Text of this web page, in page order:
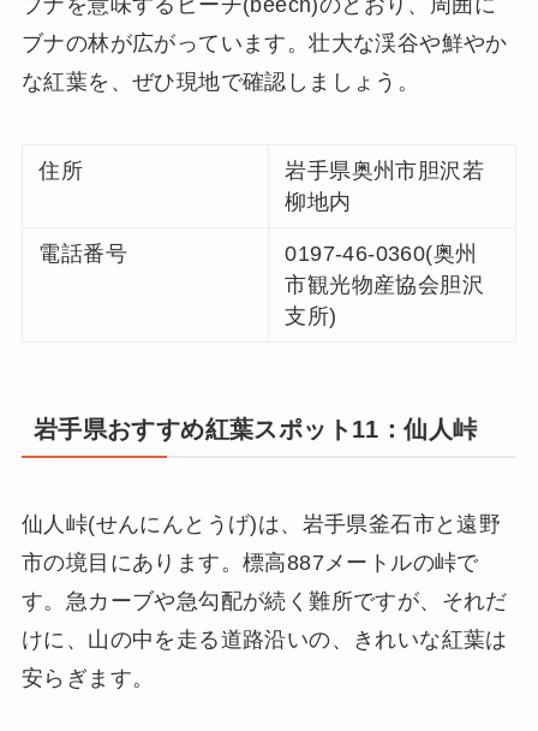
ブナを意味するビーチ(beech)のとおり、周囲に
ブナの林が広がっています。壮大な渓谷や鮮やか
な紅葉を、ぜひ現地で確認しましょう。
住所
岩手県奥州市胆沢若
柳地内
電話番号
0197-46-0360(奥州
市観光物産協会胆沢
支所)
岩手県おすすめ紅葉スポット11：仙人峠
仙人峠(せんにんとうげ)は、岩手県釜石市と遠野
市の境目にあります。標高887メートルの峠で
す。急カーブや急勾配が続く難所ですが、それだ
けに、山の中を走る道路沿いの、きれいな紅葉は
安らぎます。